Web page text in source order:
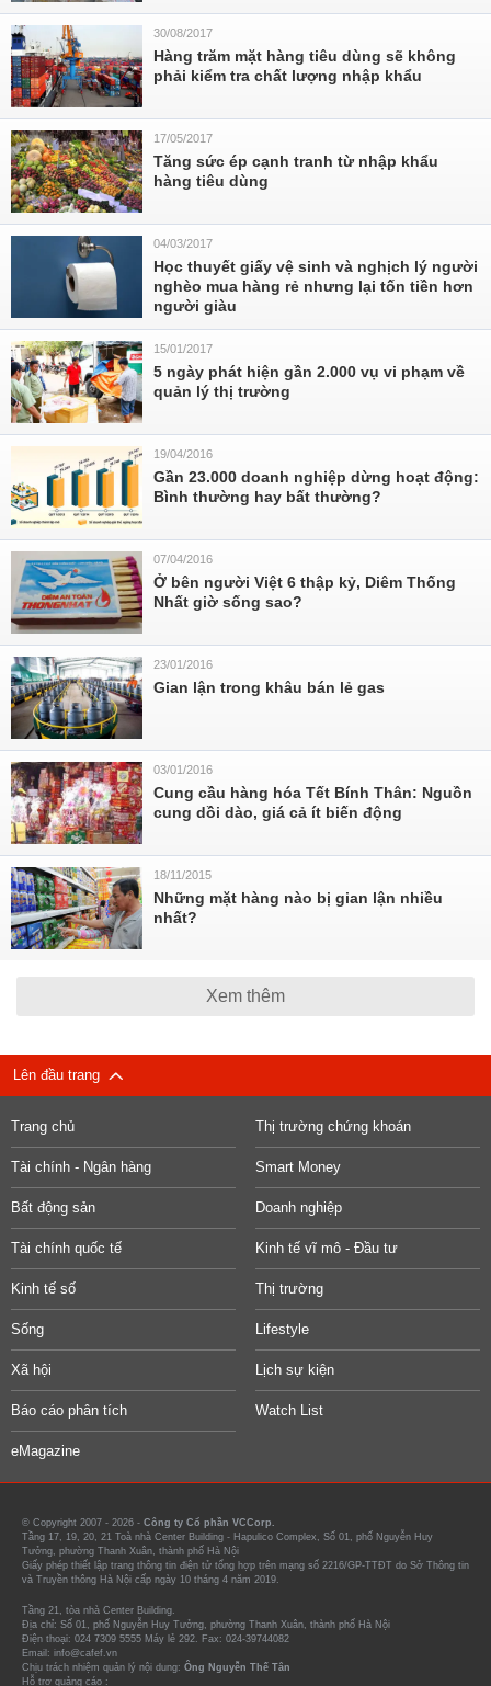
30/08/2017
Hàng trăm mặt hàng tiêu dùng sẽ không
phải kiểm tra chất lượng nhập khẩu
17/05/2017
Tăng sức ép cạnh tranh từ nhập khẩu
hàng tiêu dùng
04/03/2017
Học thuyết giấy vệ sinh và nghịch lý người
nghèo mua hàng rẻ nhưng lại tốn tiền hơn
người giàu
15/01/2017
5 ngày phát hiện gần 2.000 vụ vi phạm về
quản lý thị trường
19/04/2016
Gần 23.000 doanh nghiệp dừng hoạt động:
Bình thường hay bất thường?
07/04/2016
Ở bên người Việt 6 thập kỷ, Diêm Thống
Nhất giờ sống sao?
23/01/2016
Gian lận trong khâu bán lẻ gas
03/01/2016
Cung cầu hàng hóa Tết Bính Thân: Nguồn
cung dồi dào, giá cả ít biến động
18/11/2015
Những mặt hàng nào bị gian lận nhiều
nhất?
Xem thêm
Lên đầu trang
Trang chủ Thị trường chứng khoán
Tài chính - Ngân hàng Smart Money
Bất động sản Doanh nghiệp
Tài chính quốc tế Kinh tế vĩ mô - Đầu tư
Kinh tế số Thị trường
Sống Lifestyle
Xã hội Lịch sự kiện
Báo cáo phân tích Watch List
eMagazine
© Copyright 2007 - 2026 - Công ty Cổ phần VCCorp.
Tầng 17, 19, 20, 21 Toà nhà Center Building - Hapulico Complex, Số 01, phố Nguyễn Huy
Tưởng, phường Thanh Xuân, thành phố Hà Nội
Giấy phép thiết lập trang thông tin điện tử tổng hợp trên mạng số 2216/GP-TTĐT do Sở Thông tin
và Truyền thông Hà Nội cấp ngày 10 tháng 4 năm 2019.
Tầng 21, tòa nhà Center Building.
Địa chỉ: Số 01, phố Nguyễn Huy Tưởng, phường Thanh Xuân, thành phố Hà Nội
Điện thoại: 024 7309 5555 Máy lẻ 292. Fax: 024-39744082
Email: info@cafef.vn
Chịu trách nhiệm quản lý nội dung: Ông Nguyễn Thế Tân
Hỗ trợ quảng cáo :